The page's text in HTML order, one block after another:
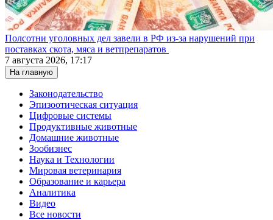
Полсотни уголовных дел завели в РФ из-за нарушений при
поставках скота, мяса и ветпрепаратов
7 августа 2026, 17:17
На главную
Законодательство
Эпизоотическая ситуация
Цифровые системы
Продуктивные животные
Домашние животные
Зообизнес
Наука и Технологии
Мировая ветеринария
Образование и карьера
Аналитика
Видео
Все новости